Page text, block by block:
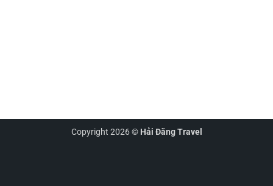
Copyright 2026 © Hải Đăng Travel